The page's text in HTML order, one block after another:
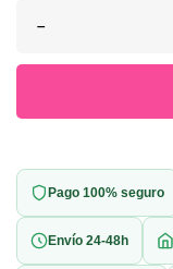
–
Pago 100% seguro
Envío 24-48h